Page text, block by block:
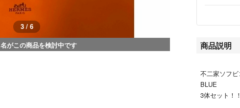
3 / 6
名がこの商品を検討中です 商品説明
不二家ソフ
BLUE
3体セット！！